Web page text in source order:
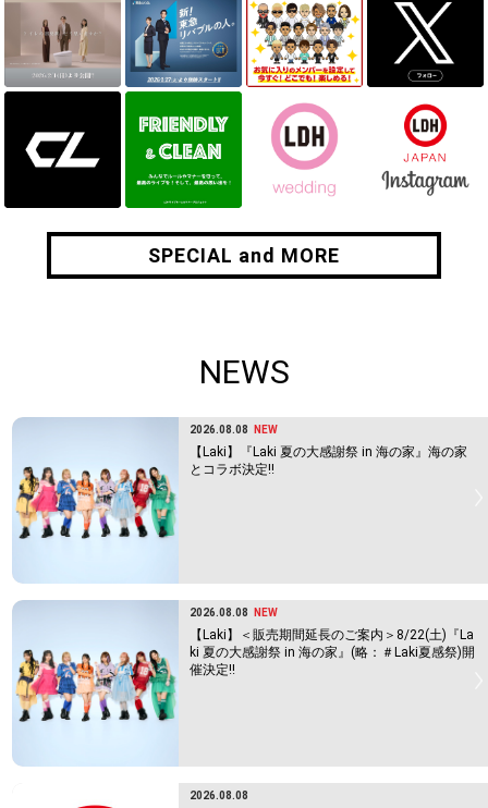
SPECIAL and MORE
SPECIAL and MORE
NEWS
2026.08.08 NEW
【Laki】『Laki 夏の大感謝祭 in 海の家』海の家
とコラボ決定!!
2026.08.08 NEW
【Laki】＜販売期間延長のご案内＞8/22(土)『La
ki 夏の大感謝祭 in 海の家』(略：＃Laki夏感祭)開
催決定!!
2026.08.08